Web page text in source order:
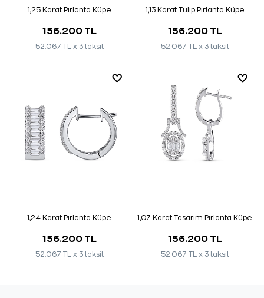
1,25 Karat Pırlanta Küpe
156.200 TL
52.067 TL x 3 taksit
1,13 Karat Tulip Pırlanta Küpe
156.200 TL
52.067 TL x 3 taksit
1,24 Karat Pırlanta Küpe
156.200 TL
52.067 TL x 3 taksit
1,07 Karat Tasarım Pırlanta Küpe
156.200 TL
52.067 TL x 3 taksit